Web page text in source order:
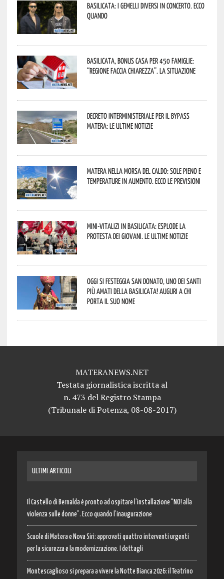
Basilicata: i Gemelli DiVersi in concerto. Ecco
quando
Basilicata, Bonus casa per 450 famiglie:
“Regione faccia chiarezza”. La situazione
Decreto interministeriale per il Bypass
Matera: le ultime notizie
Matera nella morsa del caldo: sole pieno e
temperature in aumento. Ecco le previsioni
Mini-vitalizi in Basilicata: esplode la
protesta dei giovani. Le ultime notizie
Oggi si festeggia San Donato, uno dei Santi
più amati della Basilicata! Auguri a chi
porta il suo nome
MATERANEWS.NET
Testata giornalistica iscritta al
n. 473 del Registro Stampa
(Tribunale di Potenza, 08-08-2017)
ULTIMI ARTICOLI
Il Castello di Bernalda è pronto ad ospitare l’installazione “NO! alla
violenza sulle donne”. Ecco quando l’inaugurazione
Scuole di Matera e Nova Siri: approvati quattro interventi urgenti
per la sicurezza e la modernizzazione. I dettagli
Montescaglioso si prepara a vivere la Notte Bianca 2026: il Teatrino